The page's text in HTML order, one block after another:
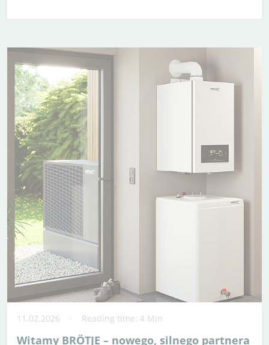
11.02.2026 Reading time: 4 Min
Witamy BRÖTJE – nowego, silnego partnera